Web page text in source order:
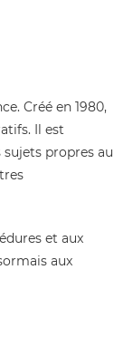
Créé en 1980,
Il est
propres au
et aux
aux